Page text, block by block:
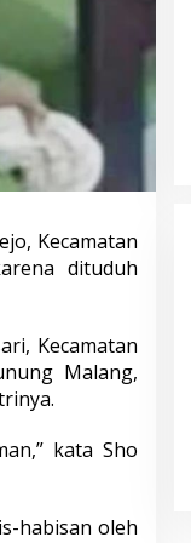
Kecamatan
dituduh
Kecamatan
Malang,
kata Sho
habisan oleh
di Halaman
18 November 2024